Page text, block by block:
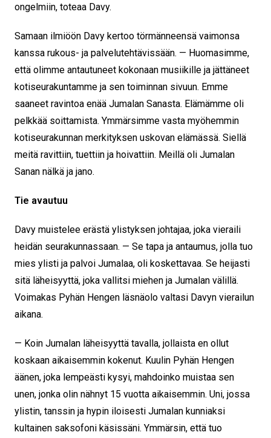
ongelmiin, toteaa Davy.
Samaan ilmiöön Davy kertoo törmänneensä vaimonsa
kanssa rukous- ja palvelutehtävissään. — Huomasimme,
että olimme antautuneet kokonaan musiikille ja jättäneet
kotiseurakuntamme ja sen toiminnan sivuun. Emme
saaneet ravintoa enää Jumalan Sanasta. Elämämme oli
pelkkää soittamista. Ymmärsimme vasta myöhemmin
kotiseurakunnan merkityksen uskovan elämässä. Siellä
meitä ravittiin, tuettiin ja hoivattiin. Meillä oli Jumalan
Sanan nälkä ja jano.
Tie avautuu
Davy muistelee erästä ylistyksen johtajaa, joka vieraili
heidän seurakunnassaan. — Se tapa ja antaumus, jolla tuo
mies ylisti ja palvoi Jumalaa, oli koskettavaa. Se heijasti
sitä läheisyyttä, joka vallitsi miehen ja Jumalan välillä.
Voimakas Pyhän Hengen läsnäolo valtasi Davyn vierailun
aikana.
— Koin Jumalan läheisyyttä tavalla, jollaista en ollut
koskaan aikaisemmin kokenut. Kuulin Pyhän Hengen
äänen, joka lempeästi kysyi, mahdoinko muistaa sen
unen, jonka olin nähnyt 15 vuotta aikaisemmin. Uni, jossa
ylistin, tanssin ja hypin iloisesti Jumalan kunniaksi
kultainen saksofoni käsissäni. Ymmärsin, että tuo